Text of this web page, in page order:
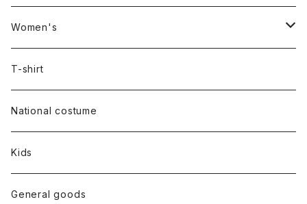
Women's
Outer
Dress
Tops
Bottoms
T-shirt
National costume
Kids
General goods